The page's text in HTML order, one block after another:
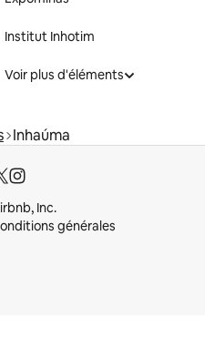
Institut Inhotim
Voir plus d'éléments
Inhaúma
Inc.
générales